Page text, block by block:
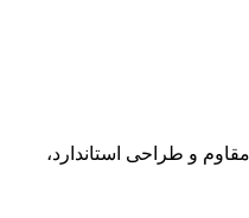
مکانیزم دو زمانه، بدنه مقاوم و طراحی استاندارد،